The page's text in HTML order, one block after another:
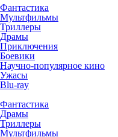
Фантастика
Мультфильмы
Триллеры
Драмы
Приключения
Боевики
Научно-популярное кино
Ужасы
Blu-ray
Фантастика
Драмы
Триллеры
Мультфильмы